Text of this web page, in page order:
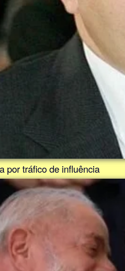
por tráfico de influência